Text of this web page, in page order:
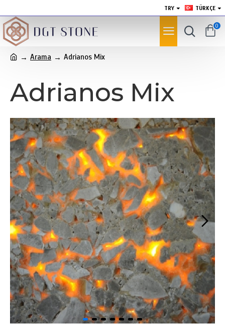
TRY TÜRKÇE
0
Arama Adrianos Mix
Adrianos Mix